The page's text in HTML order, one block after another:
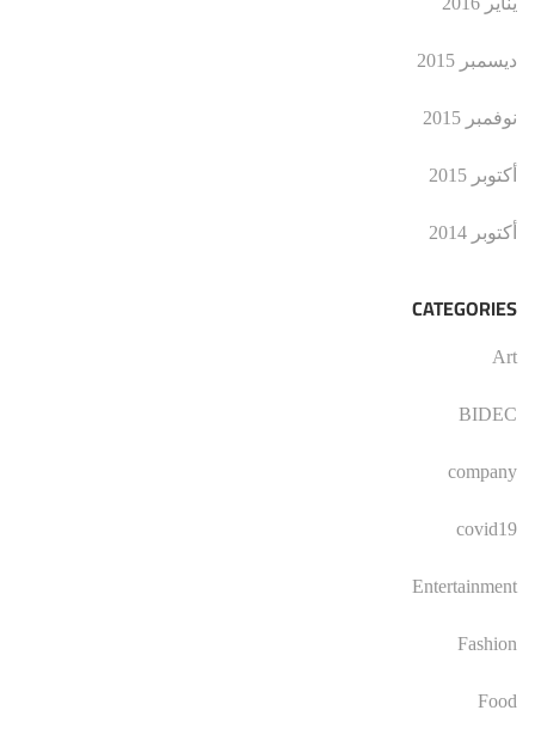
ديسمبر 2015
نوفمبر 2015
أكتوبر 2015
أكتوبر 2014
CATEGORIES
Art
BIDEC
company
covid19
Entertainment
Fashion
Food